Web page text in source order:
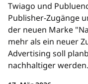
Twiago und
Publisher-Zugänge
der neuen Marke
mehr als ein neuer
Advertising soll
nachhaltiger werden.